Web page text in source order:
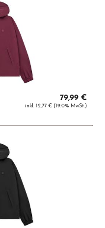
79,99 €
inkl. 12,77 € (19.0% MwSt.)